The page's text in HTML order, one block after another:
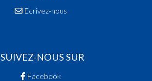
Ecrivez-nous
SUIVEZ-NOUS SUR
Facebook